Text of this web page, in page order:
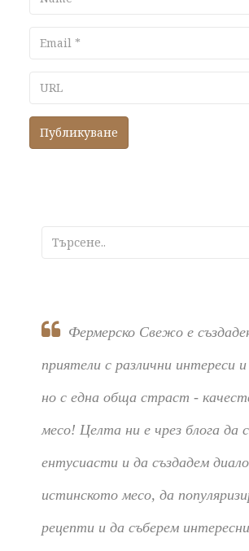
Email
URL
Фермерско Свежо е
приятели с различни интереси
но с една обща страст -
месо! Целта ни е чрез блога да
ентусиасти и да създадем
истинското месо, да
рецепти и да съберем